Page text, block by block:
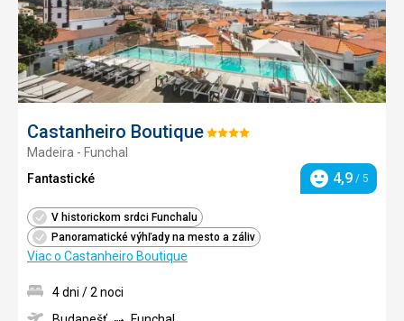
Castanheiro BoutiqueHodnotenie:
Madeira - Funchal
Fantastické
Hodnotenie
4,9 / 5
V historickom srdci Funchalu
Panoramatické výhľady na mesto a záliv
Viac o Castanheiro Boutique
4 dni / 2 noci